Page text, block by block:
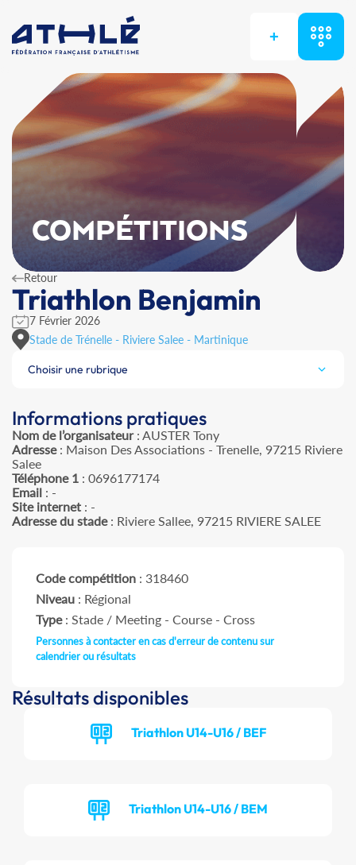
+
COMPÉTITIONS
Retour
Triathlon Benjamin
7 Février 2026
Stade de Trénelle - Riviere Salee - Martinique
Choisir une rubrique
Informations pratiques
Nom de l’organisateur: AUSTER Tony
Adresse: Maison Des Associations - Trenelle, 97215 Riviere
Salee
Téléphone 1 : 0696177174
Email : -
Site internet : -
Adresse du stade: Riviere Sallee, 97215 RIVIERE SALEE
Code compétition : 318460
Niveau : Régional
Type: Stade / Meeting - Course - Cross
Personnes à contacter en cas d'erreur de contenu sur
calendrier ou résultats
Résultats disponibles
Triathlon U14-U16 / BEF
Triathlon U14-U16 / BEM